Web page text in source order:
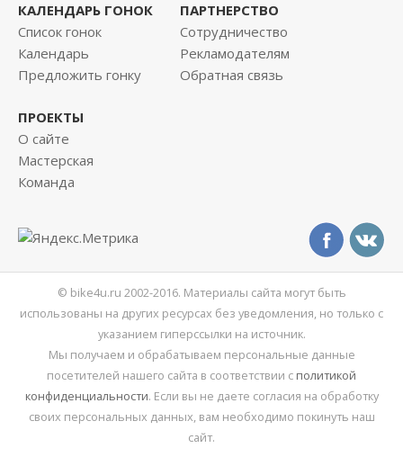
КАЛЕНДАРЬ ГОНОК
Список гонок
Календарь
Предложить гонку
ПАРТНЕРСТВО
Сотрудничество
Рекламодателям
Обратная связь
ПРОЕКТЫ
О сайте
Мастерская
Команда
© bike4u.ru 2002-2016. Материалы сайта могут быть
использованы на других ресурсах без уведомления, но только с
указанием гиперссылки на источник.
Мы получаем и обрабатываем персональные данные
посетителей нашего сайта в соответствии с политикой
конфиденциальности. Если вы не даете согласия на обработку
своих персональных данных, вам необходимо покинуть наш
сайт.